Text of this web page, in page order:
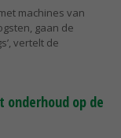
machines van
gaan de
vertelt de
onderhoud op de